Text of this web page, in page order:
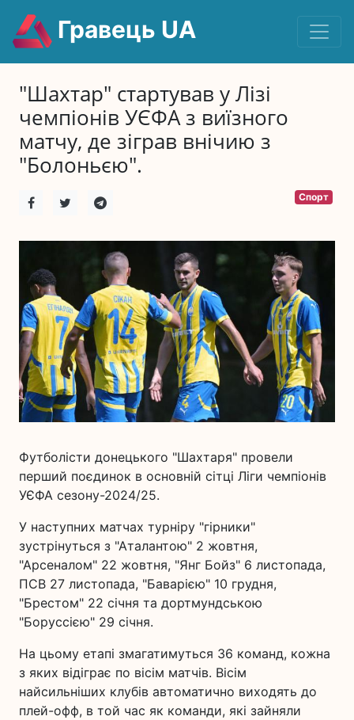
Гравець UA
"Шахтар" стартував у Лізі
чемпіонів УЄФА з виїзного
матчу, де зіграв внічию з
"Болоньєю".
Спорт
Футболісти донецького "Шахтаря" провели
перший поєдинок в основній сітці Ліги чемпіонів
УЄФА сезону-2024/25.
У наступних матчах турніру "гірники"
зустрінуться з "Аталантою" 2 жовтня,
"Арсеналом" 22 жовтня, "Янг Бойз" 6 листопада,
ПСВ 27 листопада, "Баварією" 10 грудня,
"Брестом" 22 січня та дортмундською
"Боруссією" 29 січня.
На цьому етапі змагатимуться 36 команд, кожна
з яких відіграє по вісім матчів. Вісім
найсильніших клубів автоматично виходять до
плей-офф, в той час як команди, які зайняли